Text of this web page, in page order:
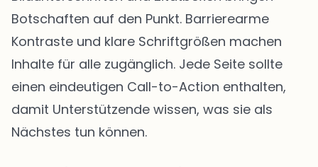
Botschaften auf den Punkt. Barrierearme
Kontraste und klare Schriftgrößen machen
Inhalte für alle zugänglich. Jede Seite sollte
einen eindeutigen Call-to-Action enthalten,
damit Unterstützende wissen, was sie als
Nächstes tun können.